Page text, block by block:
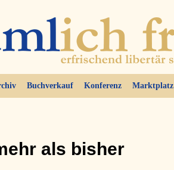
Buchverkauf Konferenz Marktplatz
als bisher